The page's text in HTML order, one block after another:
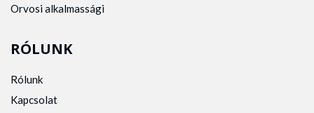
Orvosi alkalmassági
RÓLUNK
Rólunk
Kapcsolat